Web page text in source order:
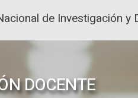
de Investigación
DOCENTE